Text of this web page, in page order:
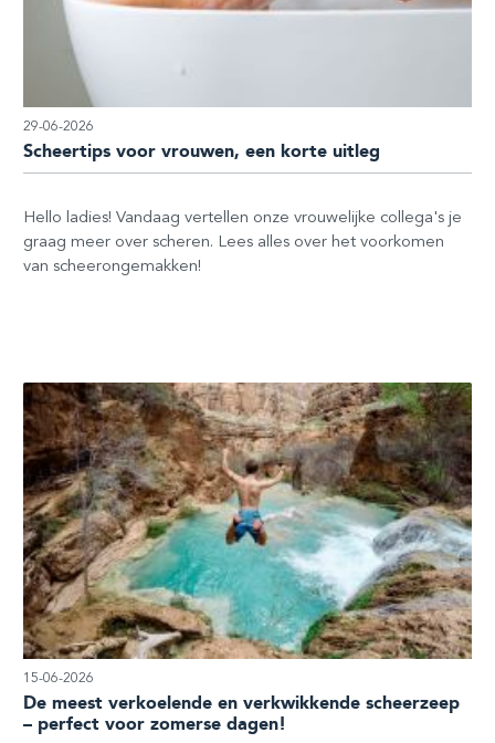
29-06-2026
Scheertips voor vrouwen, een korte uitleg
Hello ladies! Vandaag vertellen onze vrouwelijke collega's je
graag meer over scheren. Lees alles over het voorkomen
van scheerongemakken!
15-06-2026
De meest verkoelende en verkwikkende scheerzeep
– perfect voor zomerse dagen!